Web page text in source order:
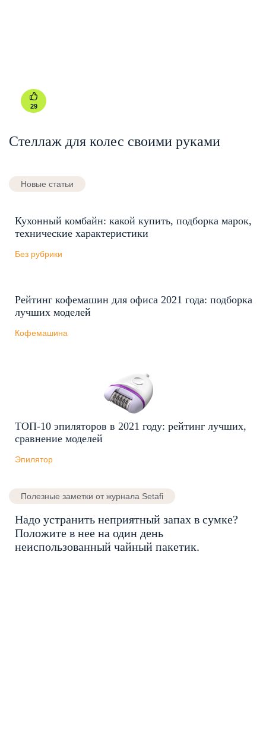
29
Стеллаж для колес своими руками
Новые статьи
Кухонный комбайн: какой купить, подборка марок,
технические характеристики
Без рубрики
Рейтинг кофемашин для офиса 2021 года: подборка
лучших моделей
Кофемашина
ТОП-10 эпиляторов в 2021 году: рейтинг лучших,
сравнение моделей
Эпилятор
Полезные заметки от журнала Setafi